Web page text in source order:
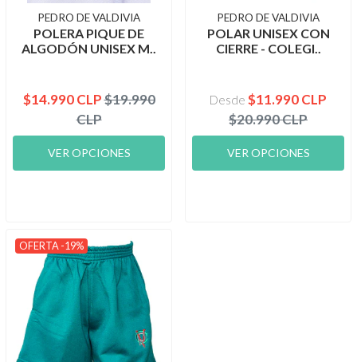
PEDRO DE VALDIVIA
POLERA PIQUE DE
ALGODÓN UNISEX M..
$14.990 CLP$19.990
CLP
VER OPCIONES
PEDRO DE VALDIVIA
POLAR UNISEX CON
CIERRE - COLEGI..
Desde $11.990 CLP
$20.990 CLP
VER OPCIONES
OFERTA -19%